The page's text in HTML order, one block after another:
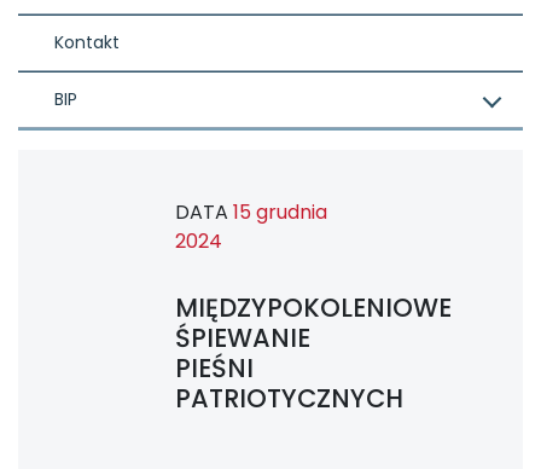
Kontakt
BIP
DATA 15 grudnia
2024
MIĘDZYPOKOLENIOWE
ŚPIEWANIE
PIEŚNI
PATRIOTYCZNYCH